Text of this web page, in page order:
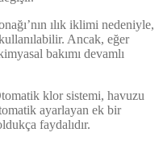
ılık iklimi nedeniyle,
Ancak, eğer
bakımı devamlı
klor sistemi, havuzu
ayarlayan ek bir
faydalıdır.